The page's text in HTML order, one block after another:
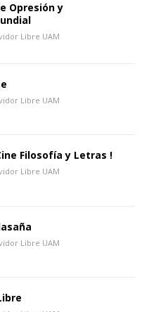
Opresión y
Libre UAM
Libre UAM
Filosofía y Letras !
Libre UAM
Libre UAM